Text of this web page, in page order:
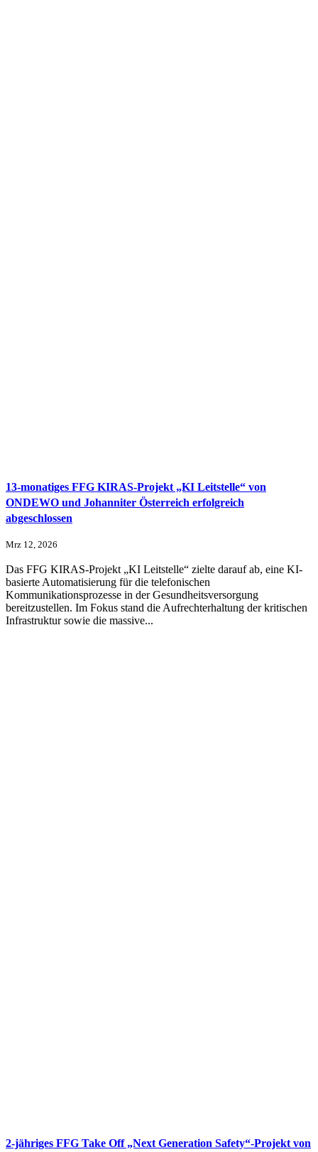
13-monatiges FFG KIRAS-Projekt „KI Leitstelle“ von
ONDEWO und Johanniter Österreich erfolgreich
abgeschlossen
Mrz 12, 2026
Das FFG KIRAS-Projekt „KI Leitstelle“ zielte darauf ab, eine KI-
basierte Automatisierung für die telefonischen
Kommunikationsprozesse in der Gesundheitsversorgung
bereitzustellen. Im Fokus stand die Aufrechterhaltung der kritischen
Infrastruktur sowie die massive...
2-jähriges FFG Take Off „Next Generation Safety“-Projekt von